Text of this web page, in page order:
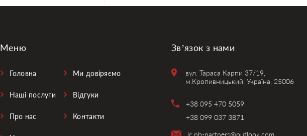
Меню
Головна
Наші послуги
Про нас
Ми довіряємо
Відгуки
Контакти
Зв’язок з нами
вул. Тараса Карпи 37/19,
м.Кропивницький, Україна, 25006
+38 095 470 5059
+38 099 037 3871
lc.nb-partners@outlook.com